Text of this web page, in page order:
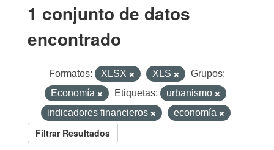
1 conjunto de datos
encontrado
Formatos: XLSX XLS
Grupos:
Economía
Etiquetas:
urbanismo
indicadores financieros
economía
Filtrar Resultados